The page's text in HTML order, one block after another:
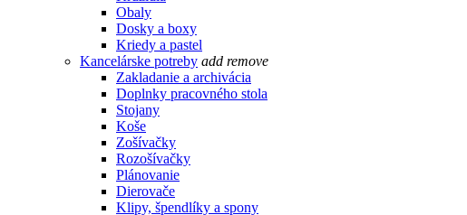
Obaly
Dosky a boxy
Kriedy a pastel
Kancelárske potreby add remove
Zakladanie a archivácia
Doplnky pracovného stola
Stojany
Koše
Zošívačky
Rozošívačky
Plánovanie
Dierovače
Klipy, špendlíky a spony